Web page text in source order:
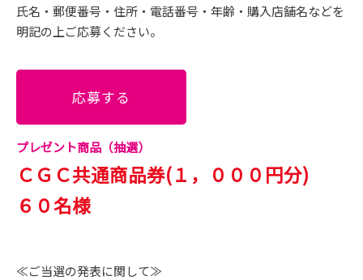
氏名・郵便番号・住所・電話番号・年齢・購入店舗名などを
明記の上ご応募ください。
応募する
プレゼント商品（抽選）
ＣＧＣ共通商品券(１，０００円分)
６０名様
≪ご当選の発表に関して≫